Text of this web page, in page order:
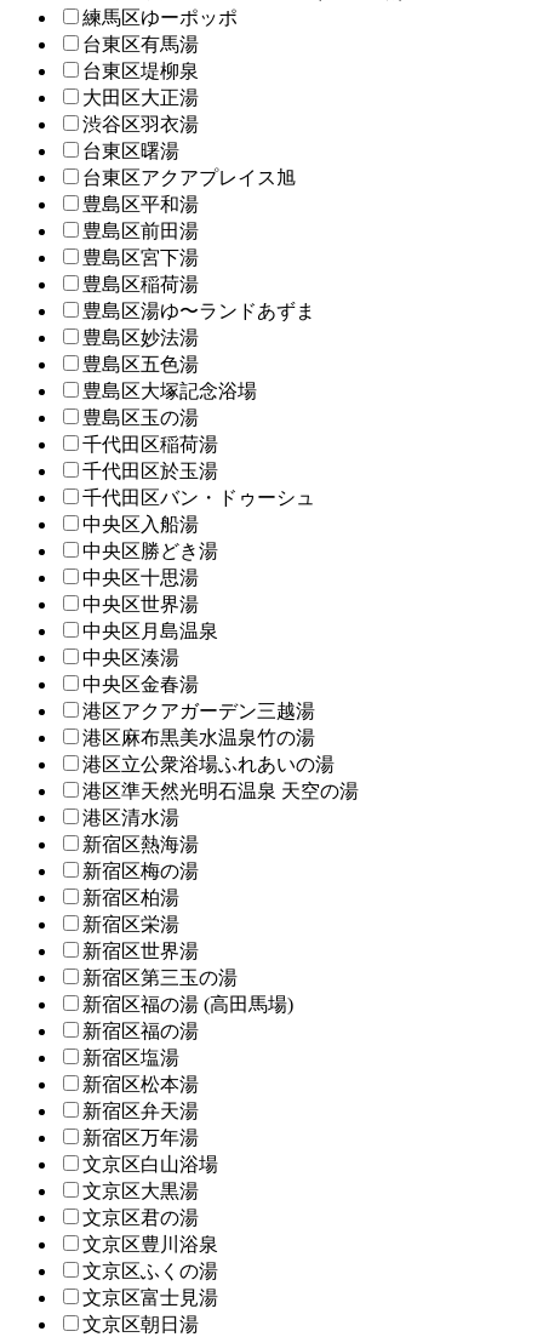
練馬区ゆーポッポ
台東区有馬湯
台東区堤柳泉
大田区大正湯
渋谷区羽衣湯
台東区曙湯
台東区アクアプレイス旭
豊島区平和湯
豊島区前田湯
豊島区宮下湯
豊島区稲荷湯
豊島区湯ゆ〜ランドあずま
豊島区妙法湯
豊島区五色湯
豊島区大塚記念浴場
豊島区玉の湯
千代田区稲荷湯
千代田区於玉湯
千代田区バン・ドゥーシュ
中央区入船湯
中央区勝どき湯
中央区十思湯
中央区世界湯
中央区月島温泉
中央区湊湯
中央区金春湯
港区アクアガーデン三越湯
港区麻布黒美水温泉竹の湯
港区立公衆浴場ふれあいの湯
港区準天然光明石温泉 天空の湯
港区清水湯
新宿区熱海湯
新宿区梅の湯
新宿区柏湯
新宿区栄湯
新宿区世界湯
新宿区第三玉の湯
新宿区福の湯 (高田馬場)
新宿区福の湯
新宿区塩湯
新宿区松本湯
新宿区弁天湯
新宿区万年湯
文京区白山浴場
文京区大黒湯
文京区君の湯
文京区豊川浴泉
文京区ふくの湯
文京区富士見湯
文京区朝日湯